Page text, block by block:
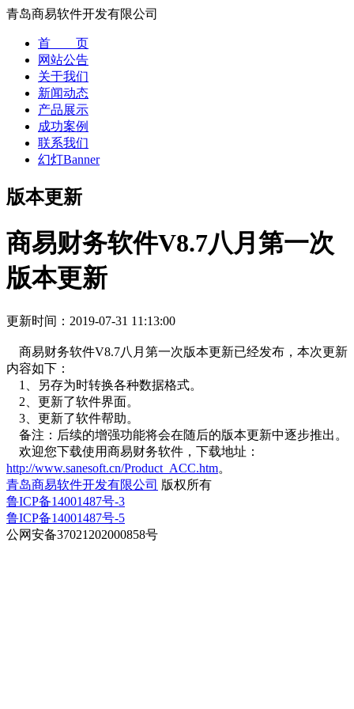
青岛商易软件开发有限公司
首 页
网站公告
关于我们
新闻动态
产品展示
成功案例
联系我们
幻灯Banner
版本更新
商易财务软件V8.7八月第一次
版本更新
更新时间： 2019-07-31 11:13:00
商易财务软件V8.7八月第一次版本更新已经发布，本次更新
内容如下：
1、另存为时转换各种数据格式。
2、更新了软件界面。
3、更新了软件帮助。
备注：后续的增强功能将会在随后的版本更新中逐步推出。
欢迎您下载使用商易财务软件，下载地址：
http://www.sanesoft.cn/Product_ACC.htm。
青岛商易软件开发有限公司 版权所有
鲁ICP备14001487号-3
鲁ICP备14001487号-5
公网安备37021202000858号